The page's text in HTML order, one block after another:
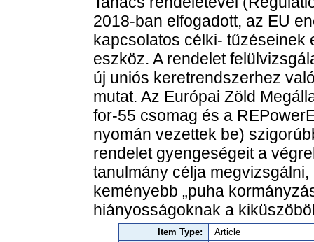
2018-ban elfogadott, az EU
kapcsolatos célki- tűzéseinek
eszköz. A rendelet
új uniós keretrendszerhez
mutat. Az Európai Zöld
for-55 csomag és a
nyomán vezettek be)
rendelet gyengeségeit a
tanulmány célja
keményebb „puha
hiányosságoknak a
Item Type:
Article